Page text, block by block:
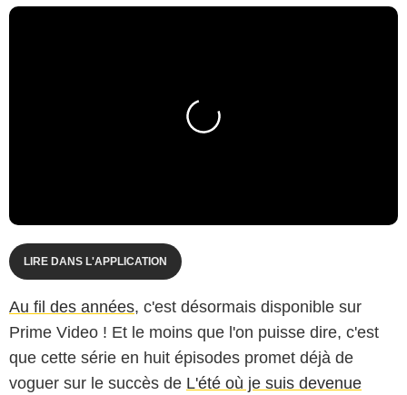
LIRE DANS L'APPLICATION
Au fil des années, c'est désormais disponible sur
Prime Video ! Et le moins que l'on puisse dire, c'est
que cette série en huit épisodes promet déjà de
voguer sur le succès de L'été où je suis devenue